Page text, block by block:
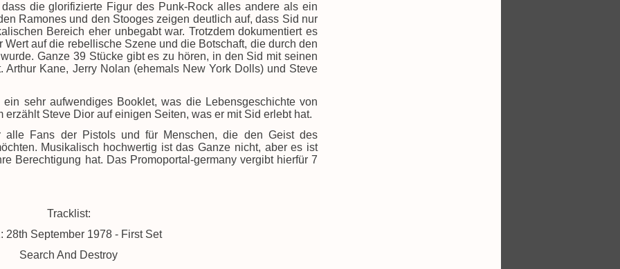
die glorifizierte Figur des Punk-Rock alles andere als ein
Ramones und den Stooges zeigen deutlich auf, dass Sid nur
Bereich eher unbegabt war. Trotzdem dokumentiert es
auf die rebellische Szene und die Botschaft, die durch den
Ganze 39 Stücke gibt es zu hören, in den Sid mit seinen
Arthur Kane, Jerry Nolan (ehemals New York Dolls) und Steve
sehr aufwendiges Booklet, was die Lebensgeschichte von
Steve Dior auf einigen Seiten, was er mit Sid erlebt hat.
alle Fans der Pistols und für Menschen, die den Geist des
Musikalisch hochwertig ist das Ganze nicht, aber es ist
Berechtigung hat. Das Promoportal-germany vergibt hierfür 7
Tracklist:
28th September 1978 - First Set
Search And Destroy